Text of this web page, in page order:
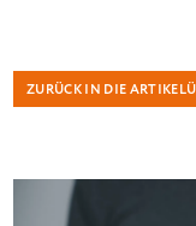
ZURÜCK IN DIE